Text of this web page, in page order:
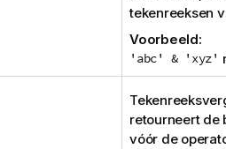
tekenreeksen
Voorbeeld:
'abc' & 'xyz'
retourneert de
vóór de